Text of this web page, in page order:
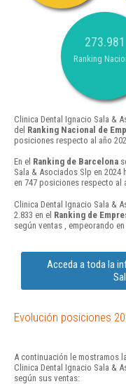
273.981
Ranking
Clinica Dental Ignacio Sala &
del Ranking Nacional de
posiciones respecto al año
En el Ranking de Barcelona
Sala & Asociados Slp en
en 747 posiciones respecto al
Clinica Dental Ignacio Sala &
2.833 en el Ranking de
según ventas , empeorando
Acceda a toda la
Evolución posiciones
A continuación le mostramos
Clinica Dental Ignacio Sala &
según sus ventas: